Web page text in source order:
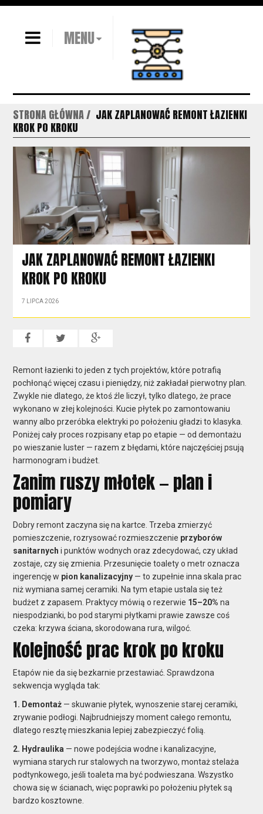
MENU
STRONA GŁÓWNA
JAK ZAPLANOWAĆ REMONT ŁAZIENKI
KROK PO KROKU
JAK ZAPLANOWAĆ REMONT ŁAZIENKI
KROK PO KROKU
7 LIPCA 2026
Remont łazienki to jeden z tych projektów, które potrafią
pochłonąć więcej czasu i pieniędzy, niż zakładał pierwotny plan.
Zwykle nie dlatego, że ktoś źle liczył, tylko dlatego, że prace
wykonano w złej kolejności. Kucie płytek po zamontowaniu
wanny albo przeróbka elektryki po położeniu gładzi to klasyka.
Poniżej cały proces rozpisany etap po etapie — od demontażu
po wieszanie luster — razem z błędami, które najczęściej psują
harmonogram i budżet.
Zanim ruszy młotek — plan i
pomiary
Dobry remont zaczyna się na kartce. Trzeba zmierzyć
pomieszczenie, rozrysować rozmieszczenie przyborów
sanitarnych i punktów wodnych oraz zdecydować, czy układ
zostaje, czy się zmienia. Przesunięcie toalety o metr oznacza
ingerencję w pion kanalizacyjny — to zupełnie inna skala prac
niż wymiana samej ceramiki. Na tym etapie ustala się też
budżet z zapasem. Praktycy mówią o rezerwie 15–20% na
niespodzianki, bo pod starymi płytkami prawie zawsze coś
czeka: krzywa ściana, skorodowana rura, wilgoć.
Kolejność prac krok po kroku
Etapów nie da się bezkarnie przestawiać. Sprawdzona
sekwencja wygląda tak:
1. Demontaż — skuwanie płytek, wynoszenie starej ceramiki,
zrywanie podłogi. Najbrudniejszy moment całego remontu,
dlatego resztę mieszkania lepiej zabezpieczyć folią.
2. Hydraulika — nowe podejścia wodne i kanalizacyjne,
wymiana starych rur stalowych na tworzywo, montaż stelaża
podtynkowego, jeśli toaleta ma być podwieszana. Wszystko
chowa się w ścianach, więc poprawki po położeniu płytek są
bardzo kosztowne.